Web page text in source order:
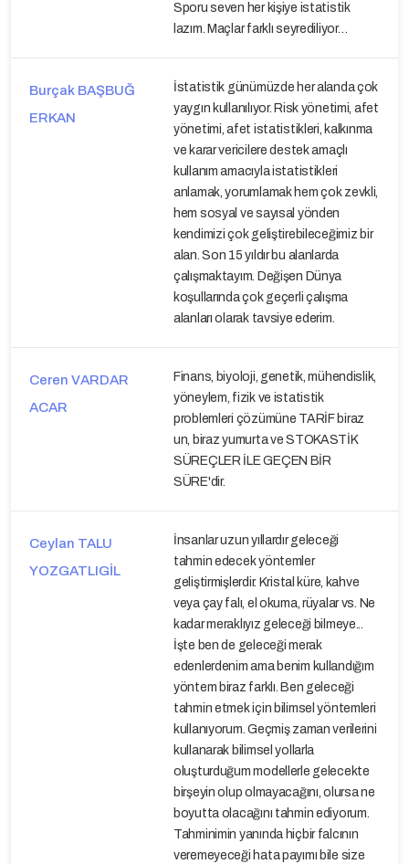
Sporu seven her kişiye istatistik
lazım. Maçlar farklı seyrediliyor…
Burçak BAŞBUĞ
ERKAN
İstatistik günümüzde her alanda çok
yaygın kullanılıyor. Risk yönetimi, afet
yönetimi, afet istatistikleri, kalkınma
ve karar vericilere destek amaçlı
kullanım amacıyla istatistikleri
anlamak, yorumlamak hem çok zevkli,
hem sosyal ve sayısal yönden
kendimizi çok geliştirebileceğimiz bir
alan. Son 15 yıldır bu alanlarda
çalışmaktayım. Değişen Dünya
koşullarında çok geçerli çalışma
alanları olarak tavsiye ederim.
Ceren VARDAR
ACAR
Finans, biyoloji, genetik, mühendislik,
yöneylem, fizik ve istatistik
problemleri çözümüne TARİF biraz
un, biraz yumurta ve STOKASTİK
SÜREÇLER İLE GEÇEN BİR
SÜRE'dir.
Ceylan TALU
YOZGATLIGİL
İnsanlar uzun yıllardır geleceği
tahmin edecek yöntemler
geliştirmişlerdir. Kristal küre, kahve
veya çay falı, el okuma, rüyalar vs. Ne
kadar meraklıyız geleceği bilmeye...
İşte ben de geleceği merak
edenlerdenim ama benim kullandığım
yöntem biraz farklı. Ben geleceği
tahmin etmek için bilimsel yöntemleri
kullanıyorum. Geçmiş zaman verilerini
kullanarak bilimsel yollarla
oluşturduğum modellerle gelecekte
birşeyin olup olmayacağını, olursa ne
boyutta olacağını tahmin ediyorum.
Tahminimin yanında hiçbir falcının
veremeyeceği hata payımı bile size